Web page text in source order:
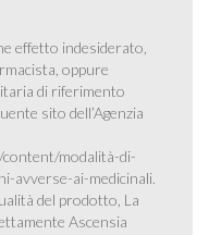
effetto indesiderato,
oppure
di riferimento
sito dell’Agenzia
modalità-di-
avverse-ai-medicinali.
del prodotto, La
Ascensia